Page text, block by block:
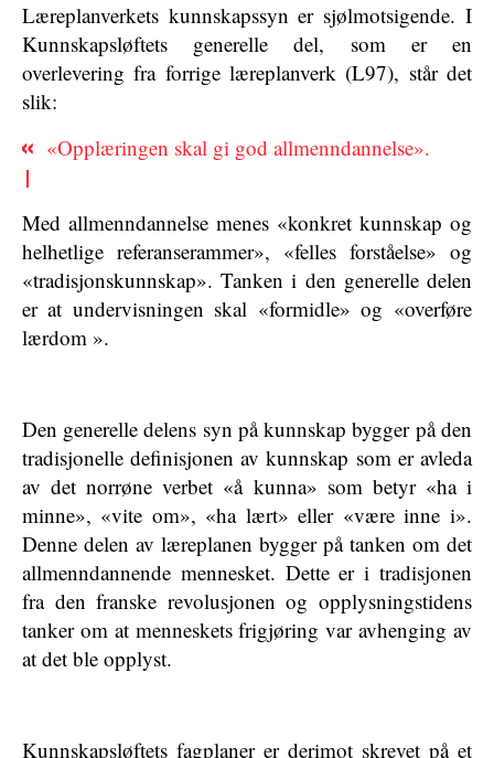
Læreplanverkets kunnskapssyn er sjølmotsigende. I
Kunnskapsløftets generelle del, som er en
overlevering fra forrige læreplanverk (L97), står det
slik:
«Opplæringen skal gi god allmenndannelse».
Med allmenndannelse menes «konkret kunnskap og
helhetlige referanserammer», «felles forståelse» og
«tradisjonskunnskap». Tanken i den generelle delen
er at undervisningen skal «formidle» og «overføre
lærdom ».
Den generelle delens syn på kunnskap bygger på den
tradisjonelle definisjonen av kunnskap som er avleda
av det norrøne verbet «å kunna» som betyr «ha i
minne», «vite om», «ha lært» eller «være inne i».
Denne delen av læreplanen bygger på tanken om det
allmenndannende mennesket. Dette er i tradisjonen
fra den franske revolusjonen og opplysningstidens
tanker om at menneskets frigjøring var avhenging av
at det ble opplyst.
Kunnskapsløftets fagplaner er derimot skrevet på et